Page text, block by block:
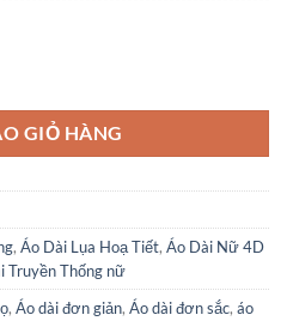
GIỎ HÀNG
, Áo Dài Lụa Hoạ Tiết, Áo Dài Nữ 4D
Truyền Thống nữ
, Áo dài đơn giản, Áo dài đơn sắc, áo